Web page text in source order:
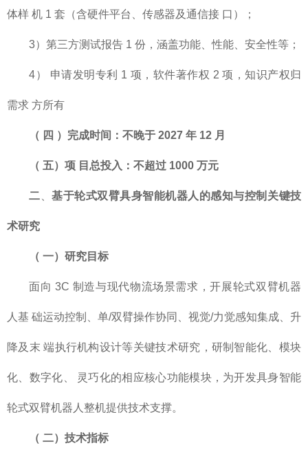
体样 机 1 套（含硬件平台、传感器及通信接 口）；
3）第三方测试报告 1 份，涵盖功能、性能、安全性等；
4） 申请发明专利 1 项，软件著作权 2 项，知识产权归
需求 方所有
（ 四 ）完成时间：不晚于 2027 年 12 月
（ 五）项 目总投入：不超过 1000 万元
二 、基于轮式双臂具身智能机器人的感知与控制关键技
术研究
（ 一）研究目标
面向 3C 制造与现代物流场景需求，开展轮式双臂机器
人基 础运动控制、单/双臂操作协同、视觉/力觉感知集成、升
降及末 端执行机构设计等关键技术研究，研制智能化、模块
化、数字化、 灵巧化的相应核心功能模块，为开发具身智能
轮式双臂机器人整机提供技术支撑。
（ 二）技术指标